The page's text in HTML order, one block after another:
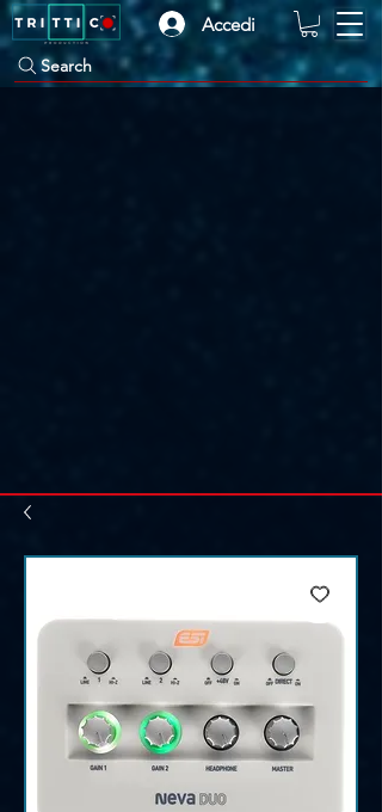
Accedi
Search